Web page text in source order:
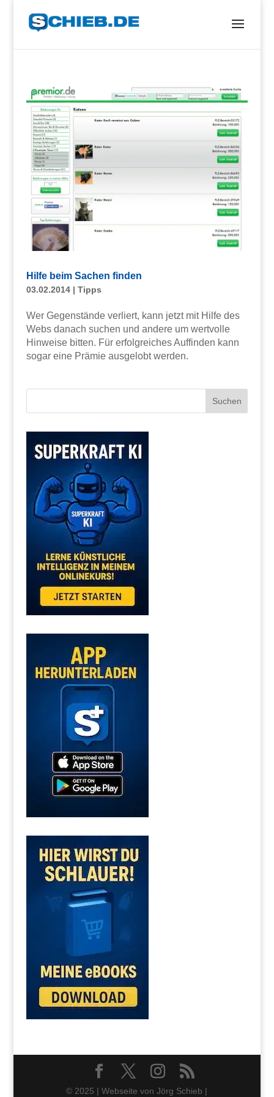
Hilfe beim Sachen finden
03.02.2014| Tipps
Wer Gegenstände verliert, kann jetzt mit Hilfe des
Webs danach suchen und andere um wertvolle
Hinweise bitten. Für erfolgreiches Auffinden kann
sogar eine Prämie ausgelobt werden.
© 2025 | Webseite von Jörg Schieb |